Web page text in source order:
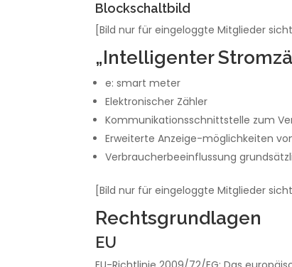
Blockschaltbild
[Bild nur für eingeloggte Mitglieder
„Intelligenter
e: smart meter
Elektronischer Zähler
Kommunikationsschnittstelle zum
Erweiterte Anzeige-möglichkeiten
Verbraucherbeeinflussung
[Bild nur für eingeloggte Mitglieder
Rechtsgrundlagen
EU